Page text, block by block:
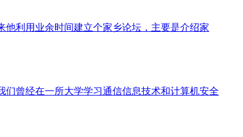
利用业余时间建立个家乡论坛，主要是介绍家
们曾经在一所大学学习通信信息技术和计算机安全